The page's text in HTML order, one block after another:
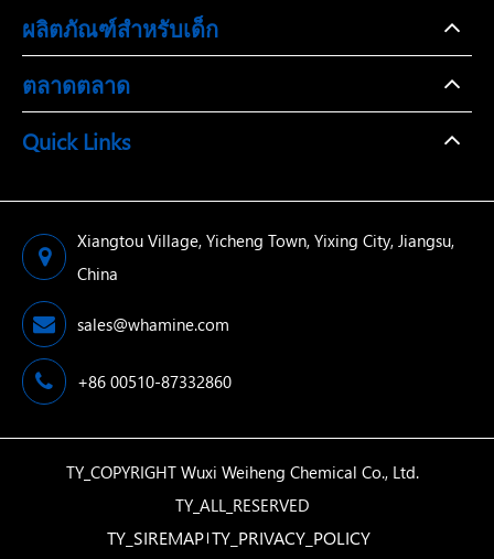
ผลิตภัณฑ์สำหรับเด็ก
ตลาดตลาด
Quick Links
Xiangtou Village, Yicheng Town, Yixing City, Jiangsu,
China
sales@whamine.com
+86 00510-87332860
TY_COPYRIGHT Wuxi Weiheng Chemical Co., Ltd.
TY_ALL_RESERVED
TY_SIREMAP TY_PRIVACY_POLICY